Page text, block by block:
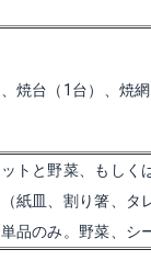
焼台（1台）、焼
トと野菜、もしく
紙皿、割り箸、タ
品のみ。野菜、シ